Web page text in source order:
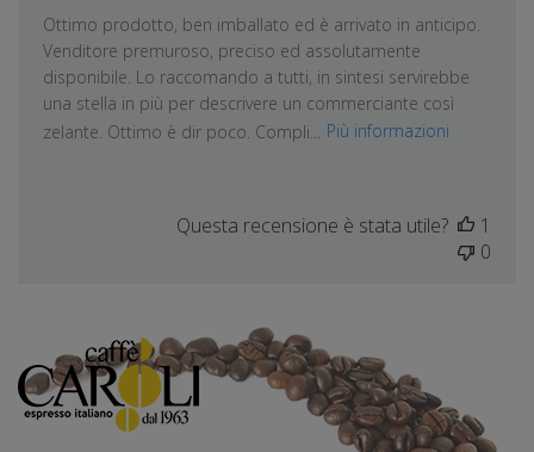
Ottimo prodotto, ben imballato ed è arrivato in anticipo.
Venditore premuroso, preciso ed assolutamente
disponibile. Lo raccomando a tutti, in sintesi servirebbe
una stella in più per descrivere un commerciante così
zelante. Ottimo è dir poco. Compli...
Più informazioni
Questa recensione è stata utile?
1
0